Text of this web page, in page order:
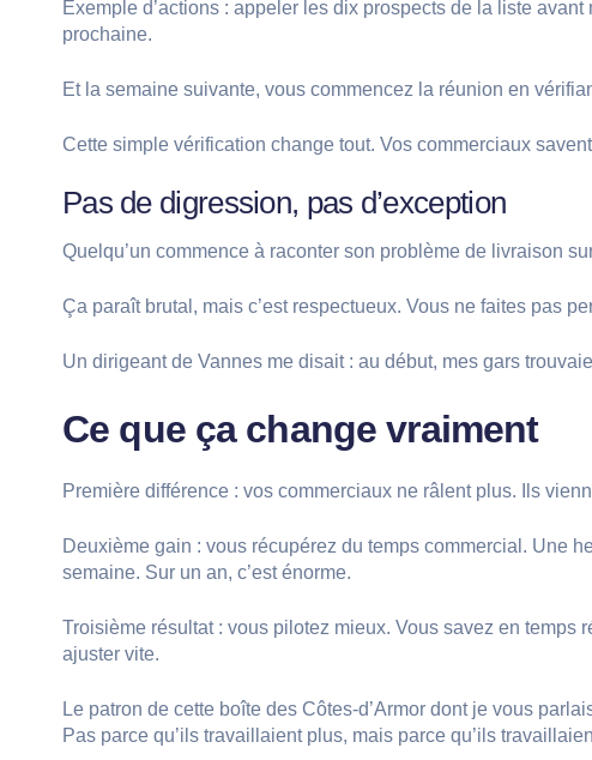
Exemple d’actions : appeler les dix prospects de la liste
prochaine.
Et la semaine suivante, vous commencez la réunion en
Cette simple vérification change tout. Vos commerciaux
Pas de digression, pas d’exception
Quelqu’un commence à raconter son problème de livraison
Ça paraît brutal, mais c’est respectueux. Vous ne faites pas
Un dirigeant de Vannes me disait : au début, mes gars
Ce que ça change vraiment
Première différence : vos commerciaux ne râlent plus. Ils
Deuxième gain : vous récupérez du temps commercial. Une
semaine. Sur un an, c’est énorme.
Troisième résultat : vous pilotez mieux. Vous savez en temps
ajuster vite.
Le patron de cette boîte des Côtes-d’Armor dont je vous
Pas parce qu’ils travaillaient plus, mais parce qu’ils